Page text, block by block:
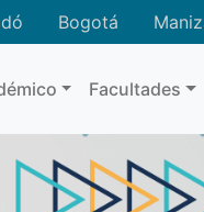
Bogotá
Facultades